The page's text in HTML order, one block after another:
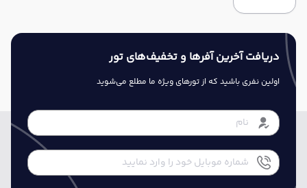
دریافت آخرین آفرها و تخفیف‌های تور
اولین نفری باشید که از تورهای ویژه ما مطلع می‌شوید